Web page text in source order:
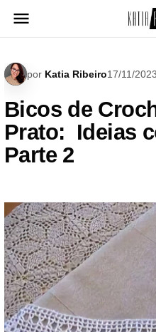
para
por Katia Ribeiro17/11/
Bicos de
Prato: Ideias
Parte 2